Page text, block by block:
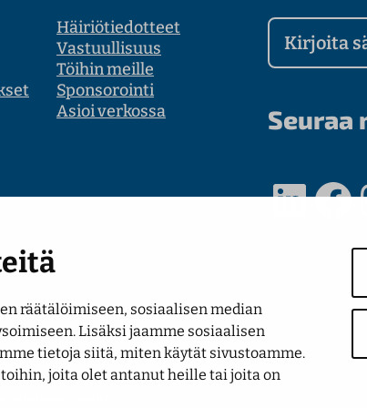
räätälöimiseen, sosiaalisen median
Lisäksi jaamme sosiaalisen
tietoja siitä, miten käytät sivustoamme.
joita olet antanut heille tai joita on
Häiriötiedotteet
Vastuullisuus
Töihin meille
Sponsorointi
Asioi verkossa
Kirjoita
Seuraa
LinkedIn Facebook